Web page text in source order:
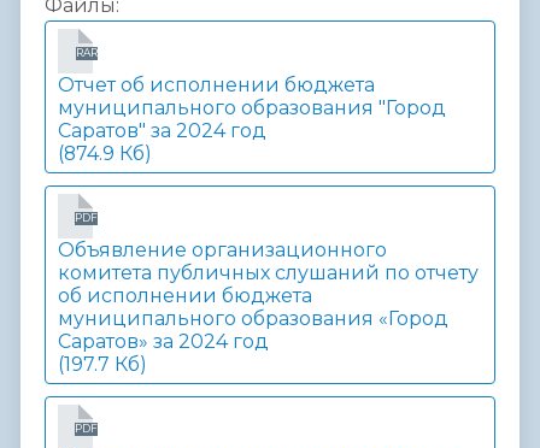
Файлы:
RAR
Отчет об исполнении бюджета
муниципального образования "Город
Саратов" за 2024 год
(874.9 Кб)
PDF
Объявление организационного
комитета публичных слушаний по отчету
об исполнении бюджета
муниципального образования «Город
Саратов» за 2024 год
(197.7 Кб)
PDF